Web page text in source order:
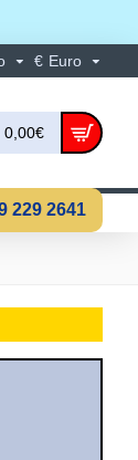
€ Euro
0,00€
229 2641